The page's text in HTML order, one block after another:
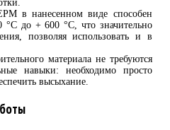
нанесенном виде способен
°C до + 600 °C, что значительно
позволяя использовать и в
материала не требуются
навыки: необходимо просто
высыхание.